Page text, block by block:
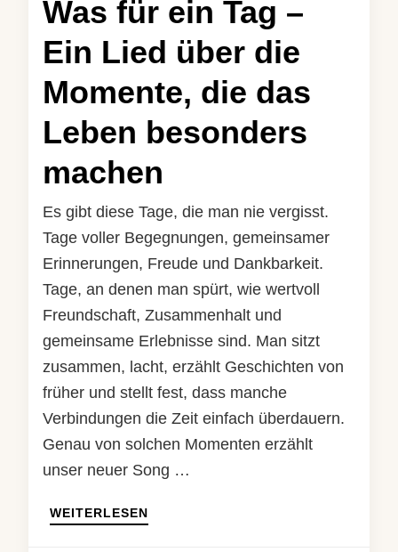
Was für ein Tag –
Ein Lied über die
Momente, die das
Leben besonders
machen
Es gibt diese Tage, die man nie vergisst.
Tage voller Begegnungen, gemeinsamer
Erinnerungen, Freude und Dankbarkeit.
Tage, an denen man spürt, wie wertvoll
Freundschaft, Zusammenhalt und
gemeinsame Erlebnisse sind. Man sitzt
zusammen, lacht, erzählt Geschichten von
früher und stellt fest, dass manche
Verbindungen die Zeit einfach überdauern.
Genau von solchen Momenten erzählt
unser neuer Song …
WEITERLESEN